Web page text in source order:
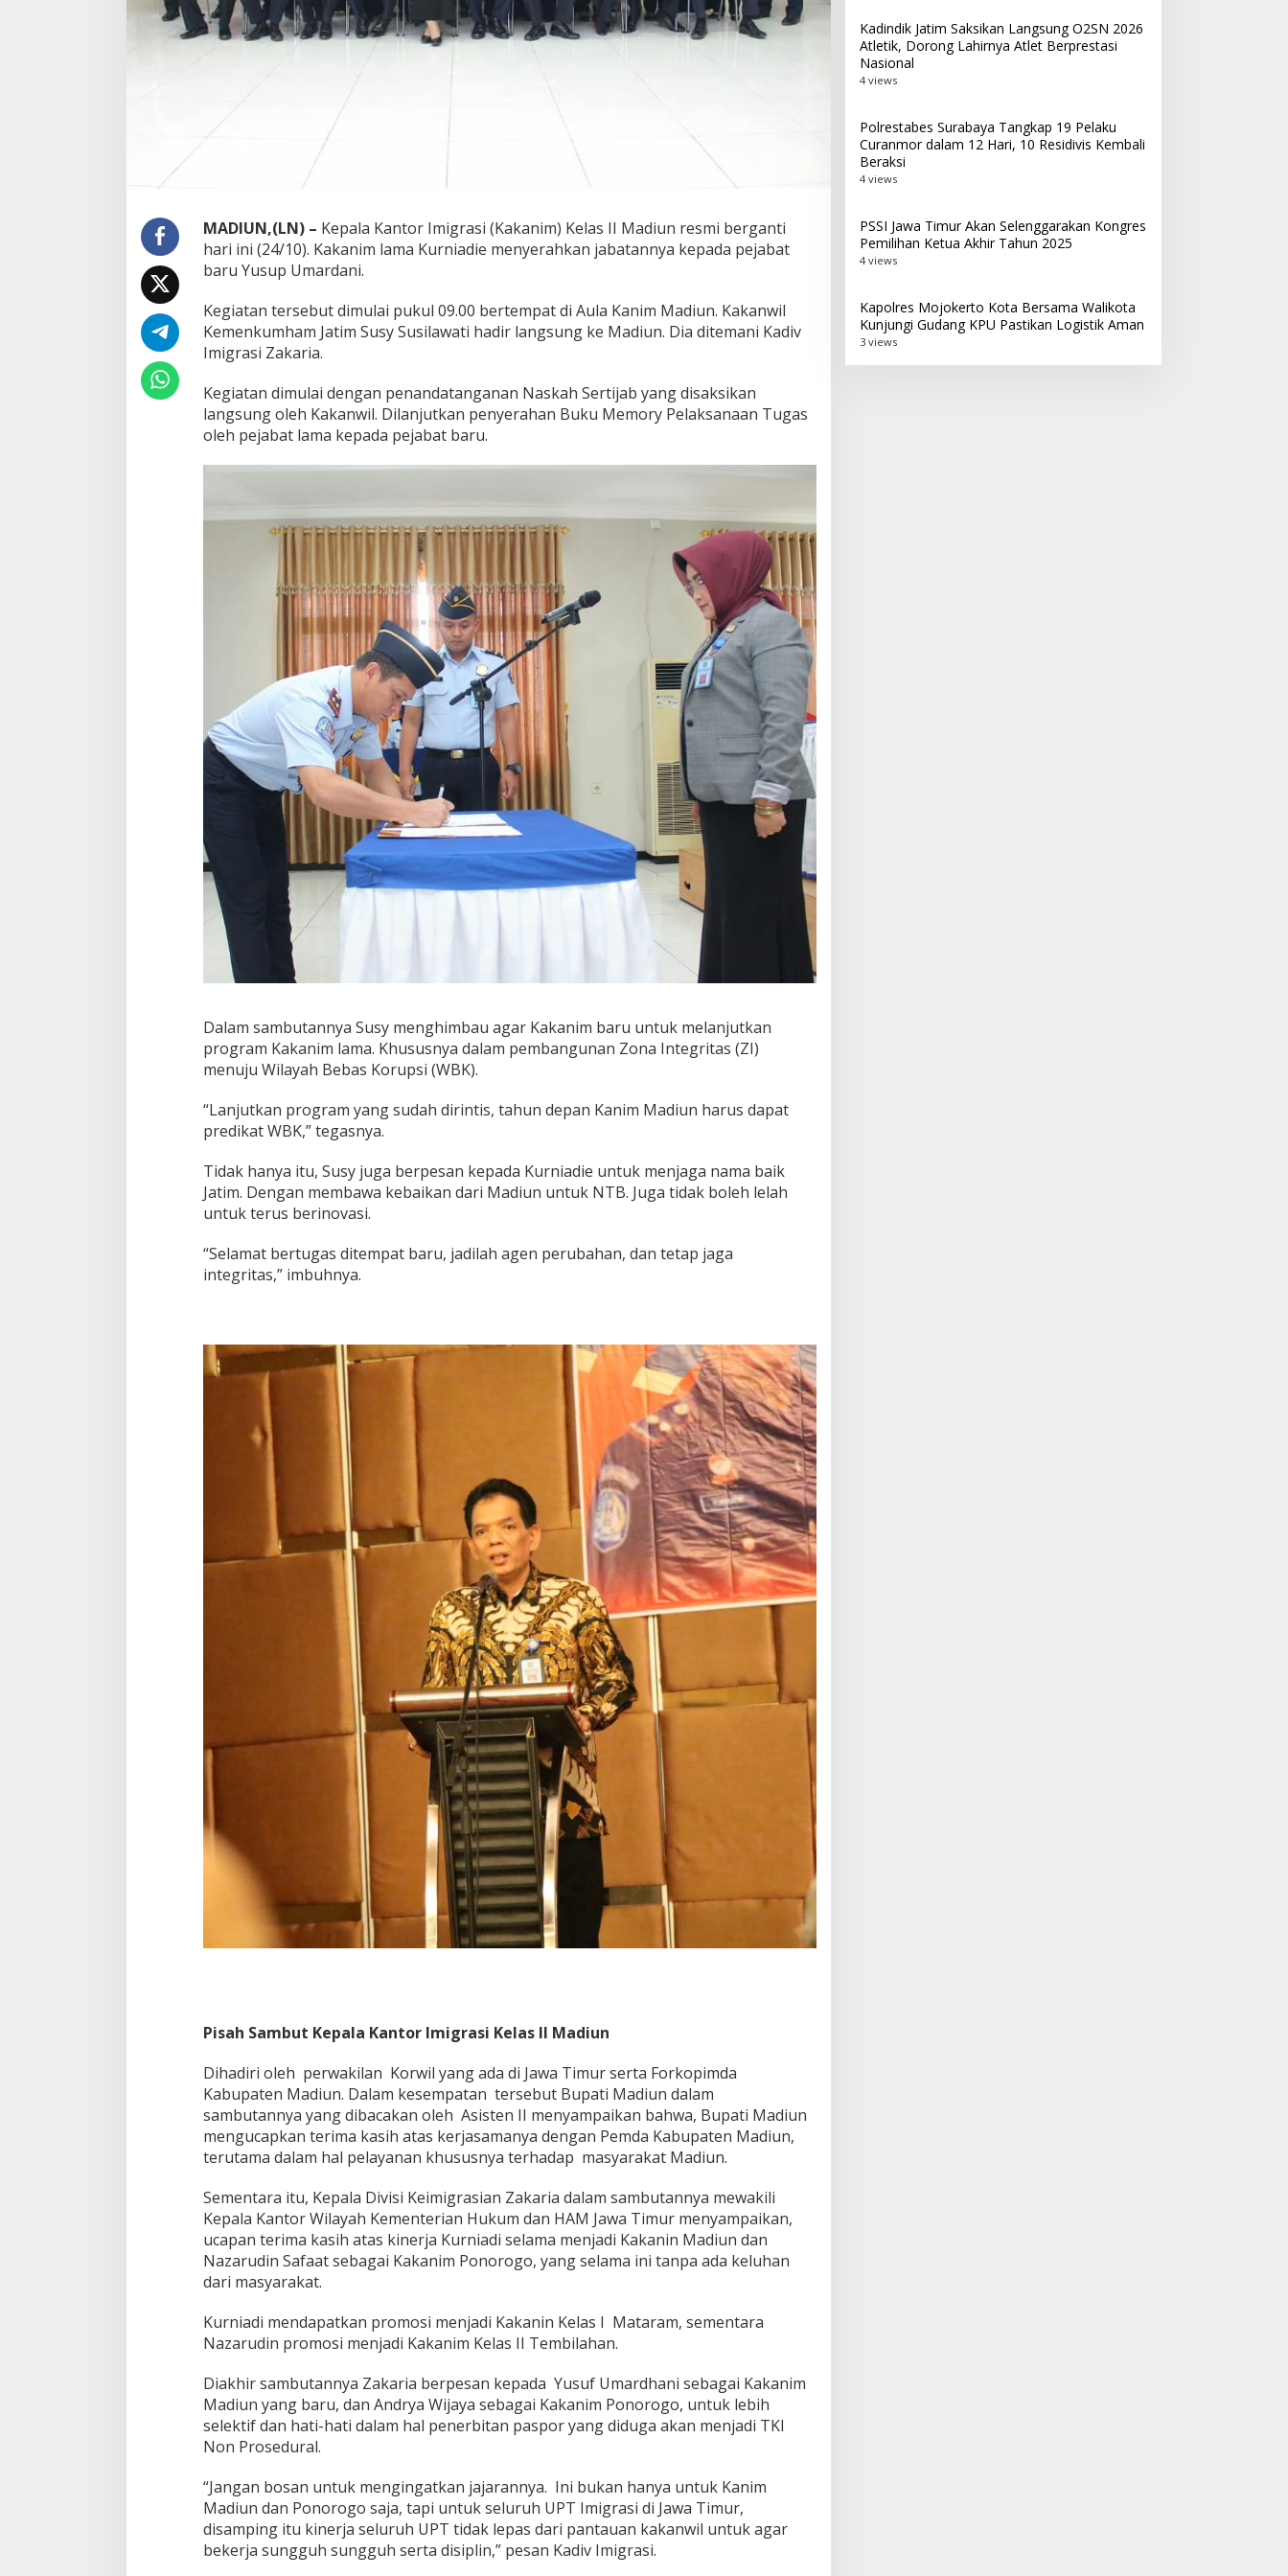
s
i
MADIUN,(LN) – Kepala Kantor Imigrasi (Kakanim) Kelas II Madiun resmi berganti
hari ini (24/10). Kakanim lama Kurniadie menyerahkan jabatannya kepada pejabat
baru Yusup Umardani.
Kegiatan tersebut dimulai pukul 09.00 bertempat di Aula Kanim Madiun. Kakanwil
Kemenkumham Jatim Susy Susilawati hadir langsung ke Madiun. Dia ditemani Kadiv
Imigrasi Zakaria.
Kegiatan dimulai dengan penandatanganan Naskah Sertijab yang disaksikan
langsung oleh Kakanwil. Dilanjutkan penyerahan Buku Memory Pelaksanaan Tugas
oleh pejabat lama kepada pejabat baru.
Dalam sambutannya Susy menghimbau agar Kakanim baru untuk melanjutkan
program Kakanim lama. Khususnya dalam pembangunan Zona Integritas (ZI)
menuju Wilayah Bebas Korupsi (WBK).
“Lanjutkan program yang sudah dirintis, tahun depan Kanim Madiun harus dapat
predikat WBK,” tegasnya.
Tidak hanya itu, Susy juga berpesan kepada Kurniadie untuk menjaga nama baik
Jatim. Dengan membawa kebaikan dari Madiun untuk NTB. Juga tidak boleh lelah
untuk terus berinovasi.
“Selamat bertugas ditempat baru, jadilah agen perubahan, dan tetap jaga
integritas,” imbuhnya.
Pisah Sambut Kepala Kantor Imigrasi Kelas II Madiun
Dihadiri oleh perwakilan Korwil yang ada di Jawa Timur serta Forkopimda
Kabupaten Madiun. Dalam kesempatan tersebut Bupati Madiun dalam
sambutannya yang dibacakan oleh Asisten II menyampaikan bahwa, Bupati Madiun
mengucapkan terima kasih atas kerjasamanya dengan Pemda Kabupaten Madiun,
terutama dalam hal pelayanan khususnya terhadap masyarakat Madiun.
Sementara itu, Kepala Divisi Keimigrasian Zakaria dalam sambutannya mewakili
Kepala Kantor Wilayah Kementerian Hukum dan HAM Jawa Timur menyampaikan,
ucapan terima kasih atas kinerja Kurniadi selama menjadi Kakanin Madiun dan
Nazarudin Safaat sebagai Kakanim Ponorogo, yang selama ini tanpa ada keluhan
dari masyarakat.
Kurniadi mendapatkan promosi menjadi Kakanin Kelas I Mataram, sementara
Nazarudin promosi menjadi Kakanim Kelas II Tembilahan.
Diakhir sambutannya Zakaria berpesan kepada Yusuf Umardhani sebagai Kakanim
Madiun yang baru, dan Andrya Wijaya sebagai Kakanim Ponorogo, untuk lebih
selektif dan hati-hati dalam hal penerbitan paspor yang diduga akan menjadi TKI
Non Prosedural.
“Jangan bosan untuk mengingatkan jajarannya. Ini bukan hanya untuk Kanim
Madiun dan Ponorogo saja, tapi untuk seluruh UPT Imigrasi di Jawa Timur,
disamping itu kinerja seluruh UPT tidak lepas dari pantauan kakanwil untuk agar
bekerja sungguh sungguh serta disiplin,” pesan Kadiv Imigrasi.
Kadindik Jatim Saksikan Langsung O2SN 2026
Atletik, Dorong Lahirnya Atlet Berprestasi
Nasional
4 views
Polrestabes Surabaya Tangkap 19 Pelaku
Curanmor dalam 12 Hari, 10 Residivis Kembali
Beraksi
4 views
PSSI Jawa Timur Akan Selenggarakan Kongres
Pemilihan Ketua Akhir Tahun 2025
4 views
Kapolres Mojokerto Kota Bersama Walikota
Kunjungi Gudang KPU Pastikan Logistik Aman
3 views